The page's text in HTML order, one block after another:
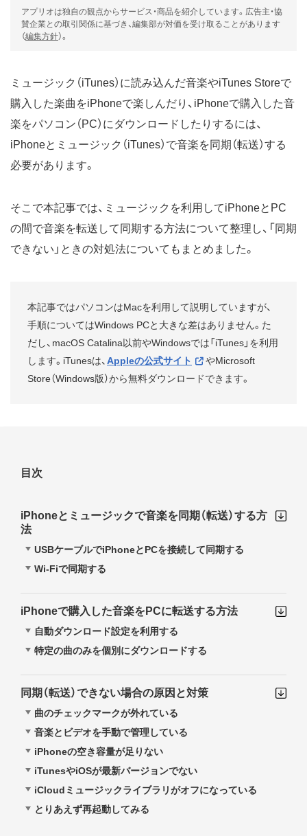
アプリオは独自の観点からサービス・商品を紹介しています。広告主・協
賛企業との取引関係に基づき、編集部が対価を受け取ることがあります
（編集方針）。
ミュージック（iTunes）に読み込んだ音楽やiTunes Storeで
購入した楽曲をiPhoneで楽しんだり、iPhoneで購入した音
楽をパソコン（PC）にダウンロードしたりするには、
iPhoneとミュージック（iTunes）で音楽を同期（転送）する
必要があります。
そこで本記事では、ミュージックを利用してiPhoneとPC
の間で音楽を転送して同期する方法について整理し、「同期
できない」ときの対処法についてもまとめました。
本記事ではパソコンはMacを利用して説明していますが、
手順についてはWindows PCと大きな差はありません。た
だし、macOS Catalina以前やWindowsでは「iTunes」を利用
します。iTunesは、Appleの公式サイト
やMicrosoft
Store（Windows版）から無料ダウンロードできます。
目次
iPhoneとミュージックで音楽を同期（転送）する方
法
USBケーブルでiPhoneとPCを接続して同期する
Wi-Fiで同期する
iPhoneで購入した音楽をPCに転送する方法
自動ダウンロード設定を利用する
特定の曲のみを個別にダウンロードする
同期（転送）できない場合の原因と対策
曲のチェックマークが外れている
音楽とビデオを手動で管理している
iPhoneの空き容量が足りない
iTunesやiOSが最新バージョンでない
iCloudミュージックライブラリがオフになっている
とりあえず再起動してみる